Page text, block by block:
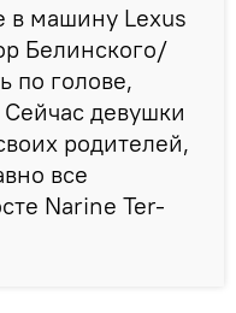
в машину Lexus
Белинского/
по голове,
Сейчас девушки
родителей,
все
Narine Ter-